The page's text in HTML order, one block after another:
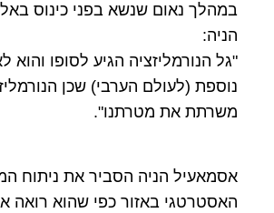
במהלך נאום שנשא בפני כינוס
הניה:
"גל הנורמליזציה הגיע לסופו והוא
נוספת (לעולם הערבי) שכן
משרתת את מטרתנו".
אסמאעיל הניה הסביר את ניתוח
האסטרטגי באזור כפי שהוא רואה